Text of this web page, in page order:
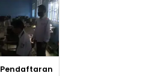
Pendaftaran